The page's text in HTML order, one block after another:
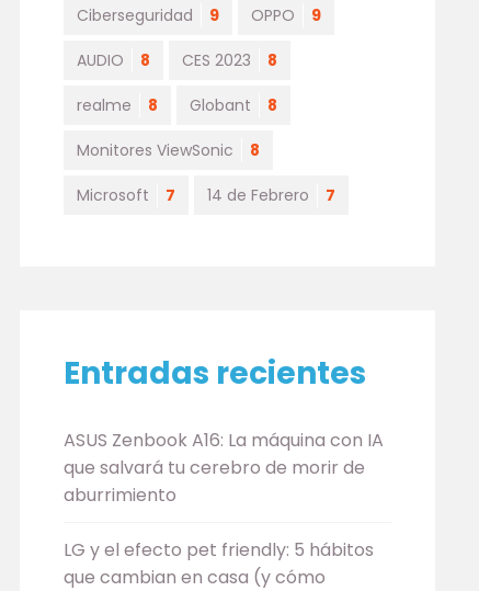
Ciberseguridad 9 OPPO 9
AUDIO 8 CES 2023 8
realme 8 Globant 8
Monitores ViewSonic 8
Microsoft 7 14 de Febrero 7
Entradas recientes
ASUS Zenbook A16: La máquina con IA
que salvará tu cerebro de morir de
aburrimiento
LG y el efecto pet friendly: 5 hábitos
que cambian en casa (y cómo